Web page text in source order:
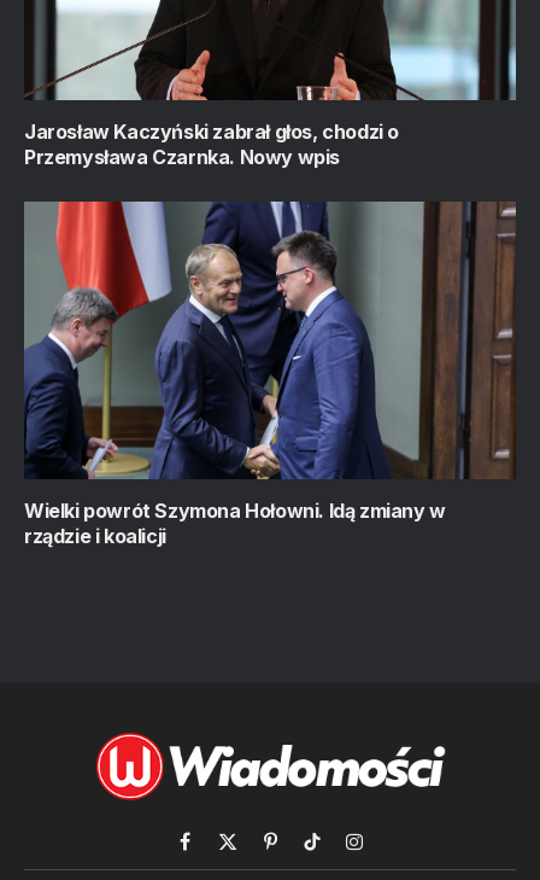
Jarosław Kaczyński zabrał głos, chodzi o
Przemysława Czarnka. Nowy wpis
Wielki powrót Szymona Hołowni. Idą zmiany w
rządzie i koalicji
Facebook
X
PinterestTikTokInstagram